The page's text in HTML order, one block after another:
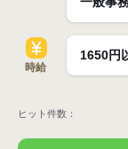
時給
ヒット件数：